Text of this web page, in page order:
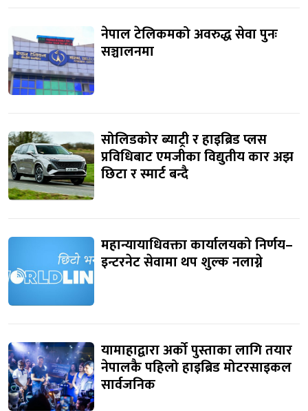
नेपाल टेलिकमको अवरुद्ध सेवा पुनः
सञ्चालनमा
सोलिडकोर ब्याट्री र हाइब्रिड प्लस
प्रविधिबाट एमजीका विद्युतीय कार अझ
छिटा र स्मार्ट बन्दै
महान्यायाधिवक्ता कार्यालयको निर्णय–
इन्टरनेट सेवामा थप शुल्क नलाग्ने
यामाहाद्वारा अर्को पुस्ताका लागि तयार
नेपालकै पहिलो हाइब्रिड मोटरसाइकल
सार्वजनिक